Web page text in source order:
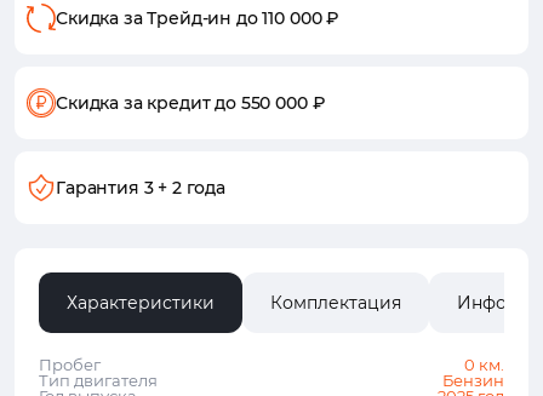
Скидка за Трейд-ин до 110 000 ₽
Скидка за кредитдо 550 000 ₽
Гарантия 3 + 2 года
Характеристики Комплектация
Пробег
0 км.
Тип двигателя
Бензин